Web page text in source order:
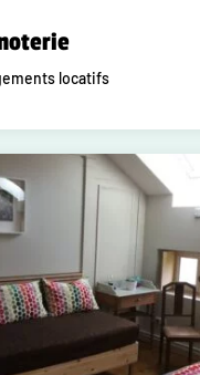
locatifs